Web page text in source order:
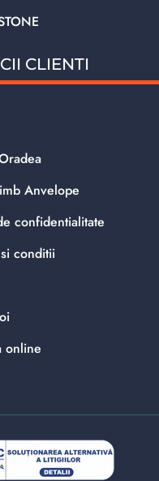
CLIENTI
Anvelope
confidentialitate
conditii
online